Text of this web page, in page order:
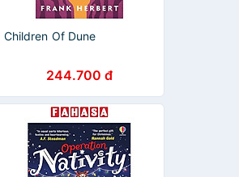
Children Of Dune
244.700 đ